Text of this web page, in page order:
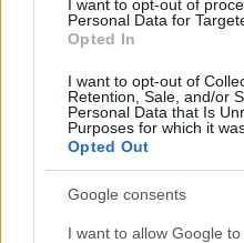
I want to opt-out of
Personal Data for
Opted In
I want to opt-out of
Retention, Sale, and/or
Personal Data that Is
Purposes for which it
Opted Out
Google consents
I want to allow Google